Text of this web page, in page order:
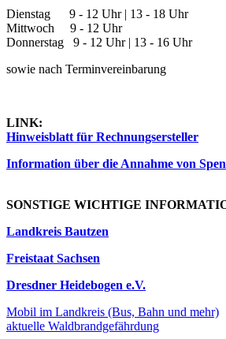
Dienstag 9 - 12 Uhr | 13 - 18 Uhr
Mittwoch 9 - 12 Uhr
Donnerstag 9 - 12 Uhr | 13 - 16 Uhr
sowie nach Terminvereinbarung
LINK:
Hinweisblatt für Rechnungsersteller
Information über die Annahme von
SONSTIGE WICHTIGE
Landkreis Bautzen
Freistaat Sachsen
Dresdner Heidebogen e.V.
Mobil im Landkreis (Bus, Bahn und mehr)
aktuelle Waldbrandgefährdung